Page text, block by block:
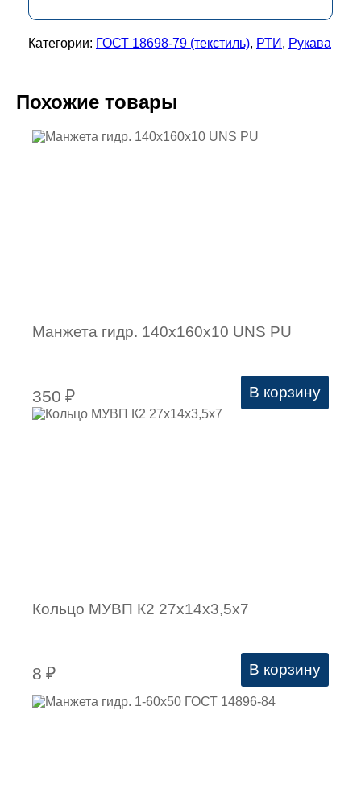
Категории: ГОСТ 18698-79 (текстиль), РТИ , Рукава
Похожие товары
Манжета гидр. 140х160х10 UNS PU
350 ₽ В корзину
Кольцо МУВП К2 27х14х3,5х7
8 ₽ В корзину